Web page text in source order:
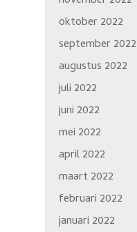
oktober 2022
september 2022
augustus 2022
juli 2022
juni 2022
mei 2022
april 2022
maart 2022
februari 2022
januari 2022